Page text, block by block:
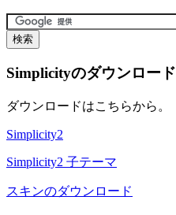
Simplicityのダウンロード
ダウンロードはこちらから。
Simplicity2
Simplicity2 子テーマ
スキンのダウンロード